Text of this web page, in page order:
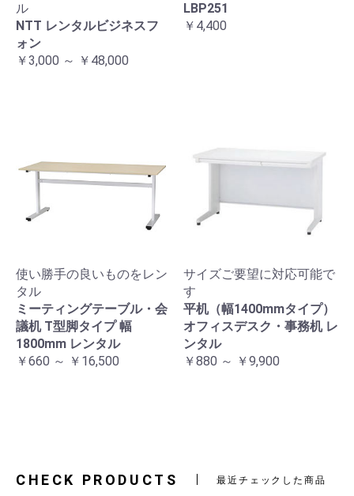
ル
NTT レンタルビジネスフ
ォン
￥3,000 ～ ￥48,000
LBP251
￥4,400
使い勝手の良いものをレン
タル
ミーティングテーブル・会
議机 T型脚タイプ 幅
1800mm レンタル
￥660 ～ ￥16,500
サイズご要望に対応可能で
す
平机（幅1400mmタイプ）
オフィスデスク・事務机 レ
ンタル
￥880 ～ ￥9,900
CHECK PRODUCTS 最近チェックした商品